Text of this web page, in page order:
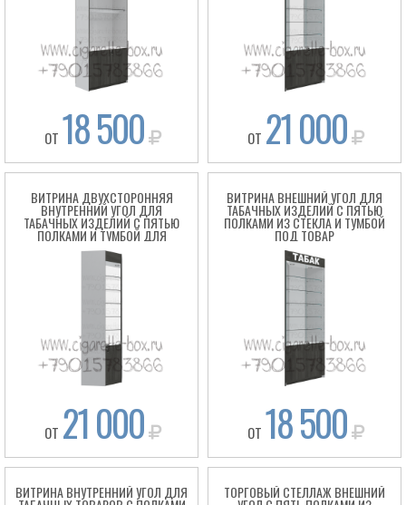
ОТ 18 500 ОТ 21 000
ВИТРИНА ДВУХСТОРОННЯЯ
ВНУТРЕННИЙ УГОЛ ДЛЯ
ТАБАЧНЫХ ИЗДЕЛИЙ С ПЯТЬЮ
ПОЛКАМИ И ТУМБОЙ ДЛЯ
ХРАНЕНИЯ ТОВАРА
ОТ 21 000
ВИТРИНА ВНЕШНИЙ УГОЛ ДЛЯ
ТАБАЧНЫХ ИЗДЕЛИЙ С ПЯТЬЮ
ПОЛКАМИ ИЗ СТЕКЛА И ТУМБОЙ
ПОД ТОВАР
ОТ 18 500
ВИТРИНА ВНУТРЕННИЙ УГОЛ ДЛЯ ТОРГОВЫЙ СТЕЛЛАЖ ВНЕШНИЙ